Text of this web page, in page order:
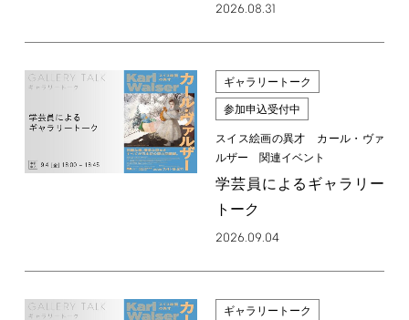
2026.08.31
ギャラリートーク
参加申込受付中
スイス絵画の異才 カール・ヴァ
ルザー 関連イベント
学芸員によるギャラリー
トーク
2026.09.04
ギャラリートーク